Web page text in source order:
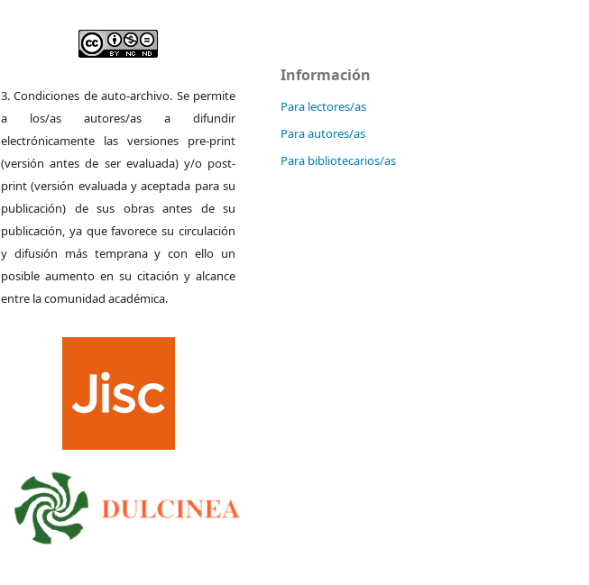
3. Condiciones de auto-archivo. Se permite
a los/as autores/as a difundir
electrónicamente las versiones pre-print
(versión antes de ser evaluada) y/o post-
print (versión evaluada y aceptada para su
publicación) de sus obras antes de su
publicación, ya que favorece su circulación
y difusión más temprana y con ello un
posible aumento en su citación y alcance
entre la comunidad académica.
Información
Para lectores/as
Para autores/as
Para bibliotecarios/as